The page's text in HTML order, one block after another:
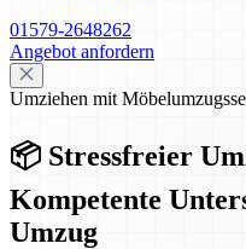
01579-2648262
Angebot anfordern
Umziehen mit
📦 Stressfreier
Kompetente
Umzug